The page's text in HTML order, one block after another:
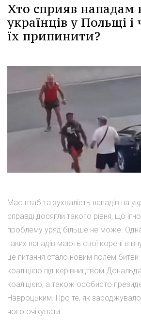
Хто сприяв нападам
українців у Польщі
їх припинити?
Масштаб та зухвалість нападів на
справді досягли такого рівня, що
проблему уряд більше не може.
таких нападів мають свої корені в
це питання стало новим полем
коаліцією під керівництвом
коаліцією, а також особисто
Навроцьким. Про те, як
чого очікувати ...